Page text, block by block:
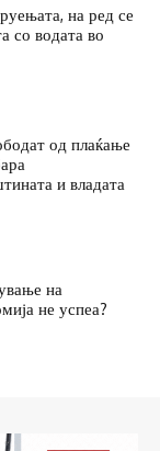
на ред се
со водата во
од плаќање
и владата
на
не успеа?